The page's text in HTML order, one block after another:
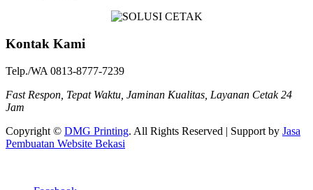
Kontak Kami
Telp./WA 0813-8777-7239
Fast Respon, Tepat Waktu, Jaminan Kualitas, Layanan Cetak 24
Jam
Copyright © DMG Printing. All Rights Reserved | Support by Jasa
Pembuatan Website Bekasi